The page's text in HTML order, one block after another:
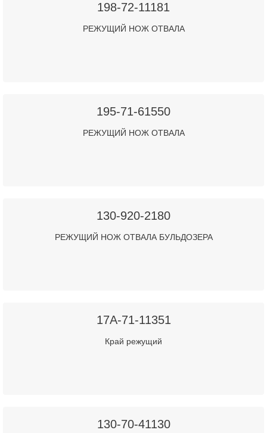
198-72-11181
РЕЖУЩИЙ НОЖ ОТВАЛА
195-71-61550
РЕЖУЩИЙ НОЖ ОТВАЛА
130-920-2180
РЕЖУЩИЙ НОЖ ОТВАЛА БУЛЬДОЗЕРА
17A-71-11351
Край режущий
130-70-41130